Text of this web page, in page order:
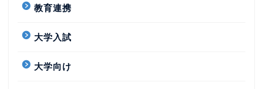
教育連携
大学入試
大学向け